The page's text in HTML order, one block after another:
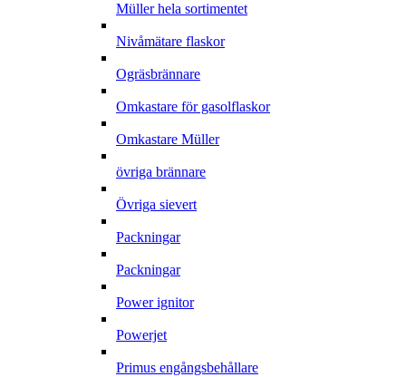
Müller hela sortimentet
Nivåmätare flaskor
Ogräsbrännare
Omkastare för gasolflaskor
Omkastare Müller
övriga brännare
Övriga sievert
Packningar
Packningar
Power ignitor
Powerjet
Primus engångsbehållare